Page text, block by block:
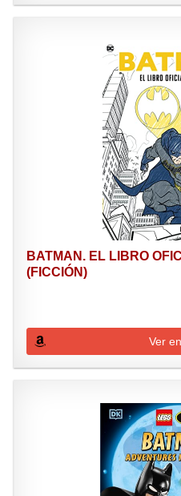
BATMAN. EL LIBRO
(FICCIÓN)
Ver